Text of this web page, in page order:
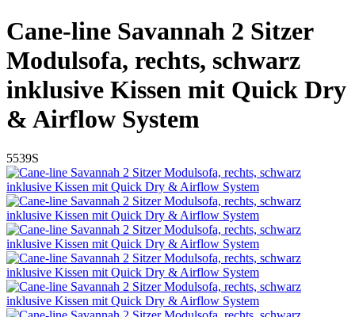
Cane-line Savannah 2 Sitzer
Modulsofa, rechts, schwarz
inklusive Kissen mit Quick Dry
& Airflow System
5539S